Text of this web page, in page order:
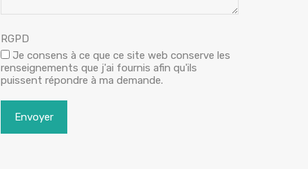
RGPD
Je consens à ce que ce site web conserve les
renseignements que j'ai fournis afin qu'ils
puissent répondre à ma demande.